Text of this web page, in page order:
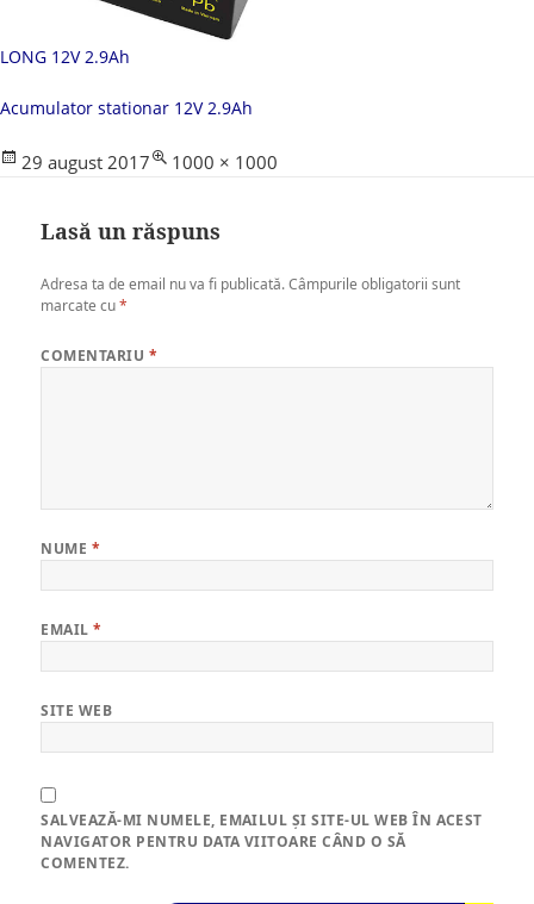
LONG 12V 2.9Ah
Acumulator stationar 12V 2.9Ah
Posted
29 august 2017
Full
1000 × 1000
Lasă un răspuns
Adresa ta de email nu va fi publicată. Câmpurile obligatorii sunt
marcate cu*
COMENTARIU *
NUME *
EMAIL*
SITE WEB
SALVEAZĂ-MI NUMELE, EMAILUL ȘI SITE-UL WEB ÎN ACEST
NAVIGATOR PENTRU DATA VIITOARE CÂND O SĂ
COMENTEZ.